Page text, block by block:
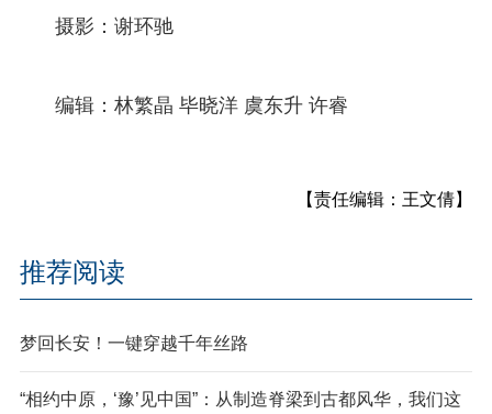
摄影：谢环驰
编辑：林繁晶 毕晓洋 虞东升 许睿
【责任编辑：王文倩】
推荐阅读
梦回长安！一键穿越千年丝路
“相约中原，‘豫’见中国”：从制造脊梁到古都风华，我们这